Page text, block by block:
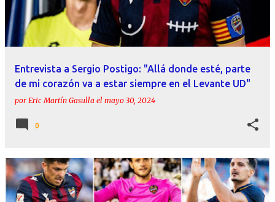
Entrevista a Sergio Postigo: "Allá donde esté, parte
de mi corazón va a estar siempre en el Levante UD"
por Eric Martín Gasulla el mayo 30, 2024
0